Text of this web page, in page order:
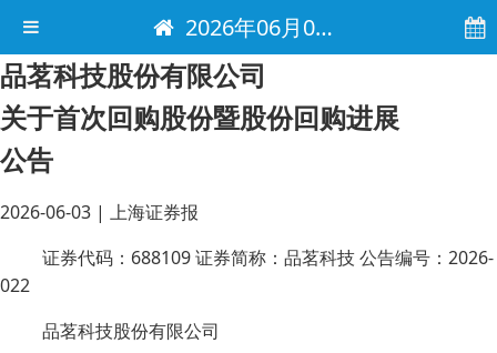
2026年06月03日 电子报
品茗科技股份有限公司
关于首次回购股份暨股份回购进展
公告
2026-06-03 | 上海证券报
证券代码：688109 证券简称：品茗科技 公告编号：2026-
022
品茗科技股份有限公司